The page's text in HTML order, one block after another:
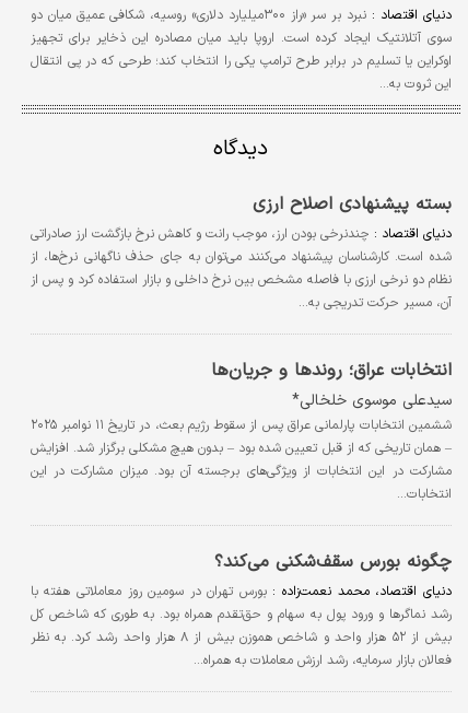
دنیای اقتصاد :
نبرد بر سر «راز ۳۰۰‌میلیارد دلاری» روسیه، شکافی عمیق میان دو
سوی آتلانتیک ایجاد کرده است. اروپا باید میان مصادره این ذخایر برای تجهیز
اوکراین یا تسلیم در برابر طرح ترامپ یکی را انتخاب کند؛ طرحی که در پی انتقال
این ثروت به…
دیدگاه
بسته پیشنهادی اصلاح ارزی
دنیای اقتصاد : چندنرخی بودن ارز، موجب رانت و کاهش نرخ بازگشت ارز صادراتی
شده است. کارشناسان پیشنهاد می‌کنند می‌توان به جای حذف ناگهانی نرخ‌ها، از
نظام دو نرخی ارزی با فاصله مشخص بین نرخ داخلی و بازار استفاده کرد و پس از
آن، مسیر حرکت تدریجی به…
انتخابات عراق؛ روندها و جریان‌ها
سید‌علی موسوی خلخالی*
ششمین انتخابات پارلمانی عراق پس از سقوط رژیم بعث، در تاریخ ۱۱ نوامبر ۲۰۲۵
– همان‌ تاریخی که از قبل تعیین شده بود – بدون هیچ مشکلی برگزار شد. افزایش
مشارکت در این انتخابات از ویژگی‌های برجسته آن بود. میزان مشارکت در این
انتخابات…
چگونه بورس سقف‌شکنی می‌کند؟
دنیای اقتصاد، محمد نعمت‌زاده :بورس تهران در سومین روز معاملاتی هفته با
رشد نماگرها و ورود پول به سهام و حق‌تقدم همراه بود. به طوری که شاخص کل
بیش از ۵۲ هزار واحد و شاخص هموزن بیش از ۸ هزار واحد رشد کرد. به نظر
فعالان بازار سرمایه، رشد ارزش معاملات به همراه…